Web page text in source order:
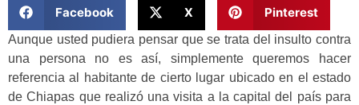
Facebook X Pinterest
Aunque usted pudiera pensar que se trata del insulto contra
una persona no es así, simplemente queremos hacer
referencia al habitante de cierto lugar ubicado en el estado
de Chiapas que realizó una visita a la capital del país para